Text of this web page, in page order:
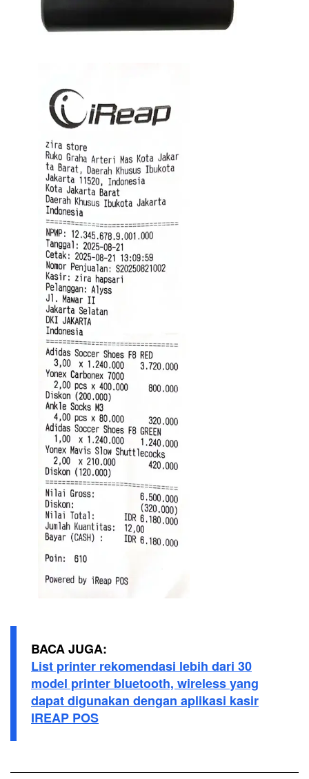
BACA JUGA:
List printer rekomendasi lebih dari 30
model printer bluetooth, wireless yang
dapat digunakan dengan aplikasi kasir
IREAP POS